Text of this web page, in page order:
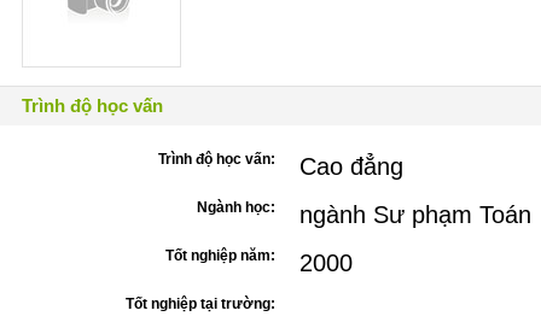
Trình độ học vấn
Trình độ học vấn: Cao đẳng
Ngành học: ngành Sư phạm Toán
Tốt nghiệp năm: 2000
Tốt nghiệp tại trường: